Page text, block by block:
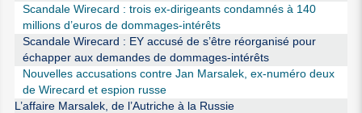
Scandale Wirecard : trois ex-dirigeants condamnés à 140
millions d’euros de dommages-intérêts
Scandale Wirecard : EY accusé de s’être réorganisé pour
échapper aux demandes de dommages-intérêts
Nouvelles accusations contre Jan Marsalek, ex-numéro deux
de Wirecard et espion russe
L’affaire Marsalek, de l’Autriche à la Russie